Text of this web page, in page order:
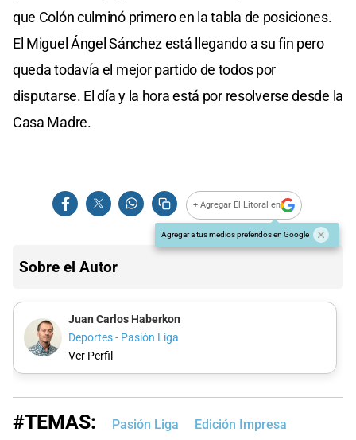
que Colón culminó primero en la tabla de posiciones.
El Miguel Ángel Sánchez está llegando a su fin pero
queda todavía el mejor partido de todos por
disputarse. El día y la hora está por resolverse desde la
Casa Madre.
+ Agregar El Litoral en
Agregar a tus medios preferidos en Google
Sobre el Autor
Juan Carlos Haberkon
Deportes - Pasión Liga
Ver Perfil
#TEMAS: Pasión Liga Edición Impresa